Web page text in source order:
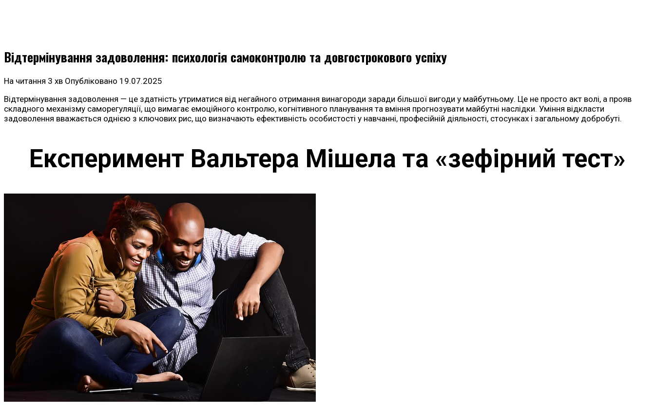
Відтермінування задоволення: психологія самоконтролю та довгострокового успіху
На читання 3 хв Опубліковано 19.07.2025
Відтермінування задоволення — це здатність утриматися від негайного отримання винагороди заради більшої вигоди у майбутньому. Це не просто акт волі, а прояв
складного механізму саморегуляції, що вимагає емоційного контролю, когнітивного планування та вміння прогнозувати майбутні наслідки. Уміння відкласти
задоволення вважається однією з ключових рис, що визначають ефективність особистості у навчанні, професійній діяльності, стосунках і загальному добробуті.
Експеримент Вальтера Мішела та «зефірний тест»